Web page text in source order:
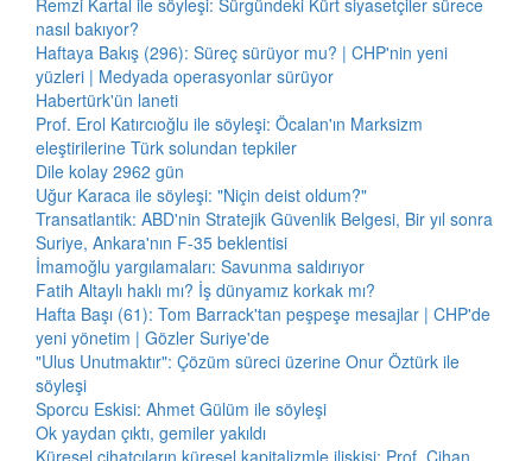
Remzi Kartal ile söyleşi: Sürgündeki Kürt siyasetçiler sürece
nasıl bakıyor?
Haftaya Bakış (296): Süreç sürüyor mu? | CHP'nin yeni
yüzleri | Medyada operasyonlar sürüyor
Habertürk'ün laneti
Prof. Erol Katırcıoğlu ile söyleşi: Öcalan'ın Marksizm
eleştirilerine Türk solundan tepkiler
Dile kolay 2962 gün
Uğur Karaca ile söyleşi: "Niçin deist oldum?"
Transatlantik: ABD'nin Stratejik Güvenlik Belgesi, Bir yıl sonra
Suriye, Ankara'nın F-35 beklentisi
İmamoğlu yargılamaları: Savunma saldırıyor
Fatih Altaylı haklı mı? İş dünyamız korkak mı?
Hafta Başı (61): Tom Barrack'tan peşpeşe mesajlar | CHP'de
yeni yönetim | Gözler Suriye'de
"Ulus Unutmaktır": Çözüm süreci üzerine Onur Öztürk ile
söyleşi
Sporcu Eskisi: Ahmet Gülüm ile söyleşi
Ok yaydan çıktı, gemiler yakıldı
Küresel cihatçıların küresel kapitalizmle ilişkisi: Prof. Cihan